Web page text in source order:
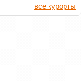
все курорты